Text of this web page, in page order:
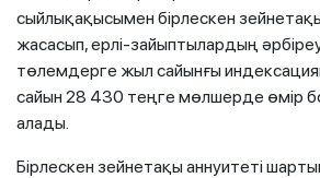
сыйлықақысымен бірлескен
жасасып, ерлі-зайыптылардың
төлемдерге жыл сайынғы
сайын 28 430 теңге мөлшерде өмір
алады.
Бірлескен зейнетақы аннуитеті